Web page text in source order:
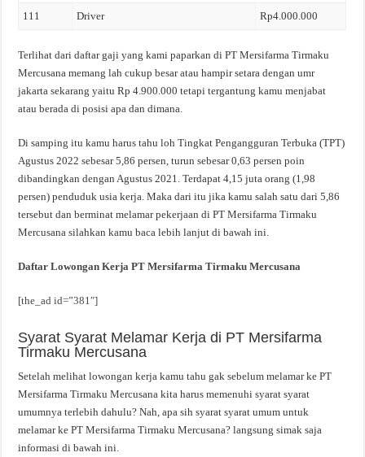
111 Driver Rp4.000.000
Terlihat dari daftar gaji yang kami paparkan di PT Mersifarma Tirmaku
Mercusana memang lah cukup besar atau hampir setara dengan umr
jakarta sekarang yaitu Rp 4.900.000 tetapi tergantung kamu menjabat
atau berada di posisi apa dan dimana.
Di samping itu kamu harus tahu loh Tingkat Pengangguran Terbuka (TPT)
Agustus 2022 sebesar 5,86 persen, turun sebesar 0,63 persen poin
dibandingkan dengan Agustus 2021. Terdapat 4,15 juta orang (1,98
persen) penduduk usia kerja. Maka dari itu jika kamu salah satu dari 5,86
tersebut dan berminat melamar pekerjaan di PT Mersifarma Tirmaku
Mercusana silahkan kamu baca lebih lanjut di bawah ini.
Daftar Lowongan Kerja PT Mersifarma Tirmaku Mercusana
[the_ad id=”381″]
Syarat Syarat Melamar Kerja di PT Mersifarma
Tirmaku Mercusana
Setelah melihat lowongan kerja kamu tahu gak sebelum melamar ke PT
Mersifarma Tirmaku Mercusana kita harus memenuhi syarat syarat
umumnya terlebih dahulu? Nah, apa sih syarat syarat umum untuk
melamar ke PT Mersifarma Tirmaku Mercusana? langsung simak saja
informasi di bawah ini.